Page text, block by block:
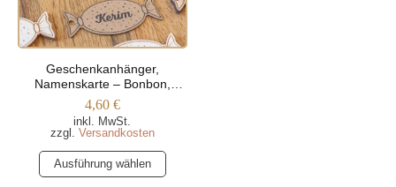
der
Produktseite
gewählt
werden
Geschenkanhänger,
Namenskarte – Bonbon,
Personalisiert Mit Namen
4,60 €
inkl. MwSt.
zzgl. Versandkosten
Ausführung wählen
Dieses
Produkt